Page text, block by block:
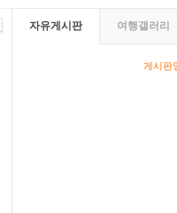
자유게시판 여행갤러리
게시판